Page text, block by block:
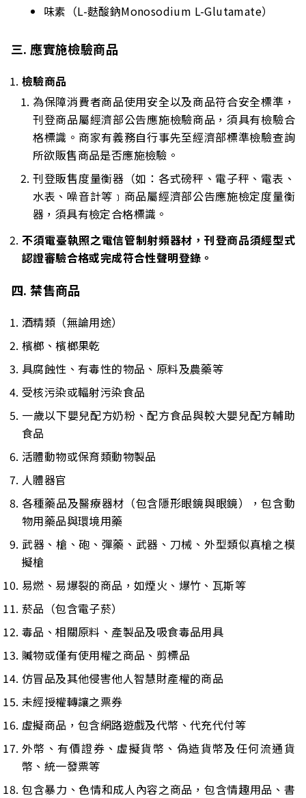
味素（L-麩酸鈉Monosodium L-Glutamate）
三. 應實施檢驗商品
檢驗商品
為保障消費者商品使用安全以及商品符合安全標準，
刊登商品屬經濟部公告應施檢驗商品，須具有檢驗合
格標識。商家有義務自行事先至經濟部標準檢驗查詢
所欲販售商品是否應施檢驗。
刊登販售度量衡器（如：各式磅秤、電子秤、電表、
水表、噪音計等﹞商品屬經濟部公告應施檢定度量衡
器，須具有檢定合格標識。
不須電臺執照之電信管制射頻器材，刊登商品須經型式
認證審驗合格或完成符合性聲明登錄。
四. 禁售商品
酒精類（無論用途）
檳榔、檳榔果乾
具腐蝕性、有毒性的物品、原料及農藥等
受核污染或輻射污染食品
一歲以下嬰兒配方奶粉、配方食品與較大嬰兒配方輔助
食品
活體動物或保育類動物製品
人體器官
各種藥品及醫療器材（包含隱形眼鏡與眼鏡），包含動
物用藥品與環境用藥
武器、槍、砲、彈藥、武器、刀械、外型類似真槍之模
擬槍
易燃、易爆裂的商品，如煙火、爆竹、瓦斯等
菸品（包含電子菸）
毒品、相關原料、產製品及吸食毒品用具
贓物或僅有使用權之商品、剪標品
仿冒品及其他侵害他人智慧財產權的商品
未經授權轉讓之票券
虛擬商品，包含網路遊戲及代幣、代充代付等
外幣、有價證券、虛擬貨幣、偽造貨幣及任何流通貨
幣、統一發票等
包含暴力、色情和成人內容之商品，包含情趣用品、書